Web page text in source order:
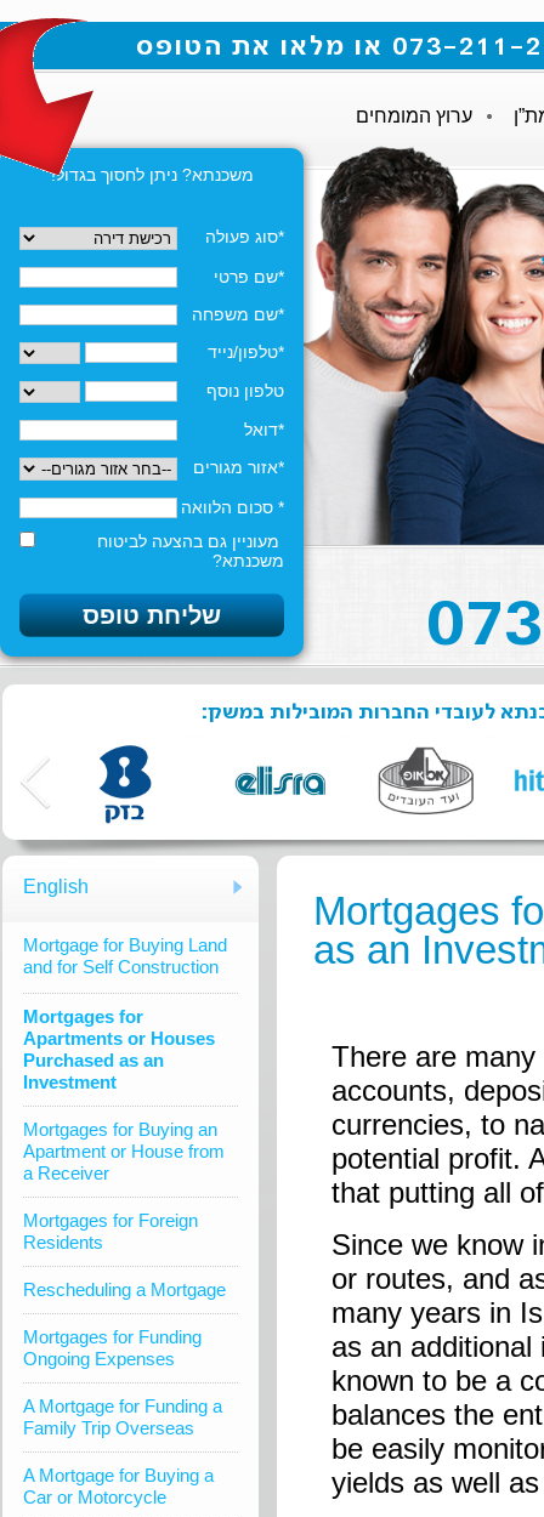
ערוץ המומחים
משכנתא? ניתן לחסוך בגדול!
*סוג פעולה
*שם פרטי
*שם משפחה
*טלפון/נייד
טלפון נוסף
*דואל
*אזור מגורים
* סכום הלוואה
מעוניין גם בהצעה לביטוח
משכנתא?
לעובדי החברות המובילות במשק:
English
Mortgage for Buying Land
and for Self Construction
Mortgages for
Apartments or Houses
Purchased as an
Investment
Mortgages for Buying an
Apartment or House from
a Receiver
Mortgages for Foreign
Residents
Rescheduling a Mortgage
Mortgages for Funding
Ongoing Expenses
A Mortgage for Funding a
Family Trip Overseas
A Mortgage for Buying a
Car or Motorcycle
Mortgages
as an
There are
accounts,
currencies, to
potential profit.
that putting all
Since we know
or routes, and
many years in
as an
known to be a
balances the
be easily
yields as well